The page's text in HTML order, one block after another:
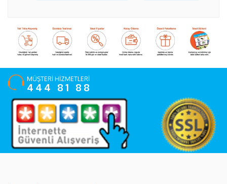
MÜŞTERİ HİZMETLERİ
444 81 88